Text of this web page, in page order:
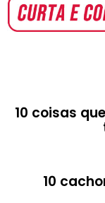
o
o
k
A
p
p
10 coisas
10